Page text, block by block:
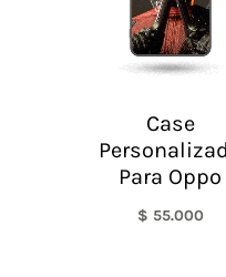
Case
Para Oppo
$ 55.000